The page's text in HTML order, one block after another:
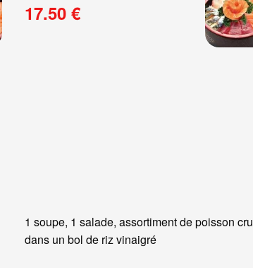
17.50 €
1 soupe, 1 salade, assortiment de poisson cru
dans un bol de riz vinaigré